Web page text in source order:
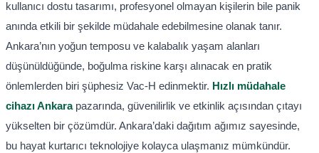
kullanıcı dostu tasarımı, profesyonel olmayan kişilerin bile panik
anında etkili bir şekilde müdahale edebilmesine olanak tanır.
Ankara’nın yoğun temposu ve kalabalık yaşam alanları
düşünüldüğünde, boğulma riskine karşı alınacak en pratik
önlemlerden biri şüphesiz Vac-H edinmektir. Hızlı müdahale
cihazı Ankarapazarında, güvenilirlik ve etkinlik açısından çıtayı
yükselten bir çözümdür. Ankara’daki dağıtım ağımız sayesinde,
bu hayat kurtarıcı teknolojiye kolayca ulaşmanız mümkündür.